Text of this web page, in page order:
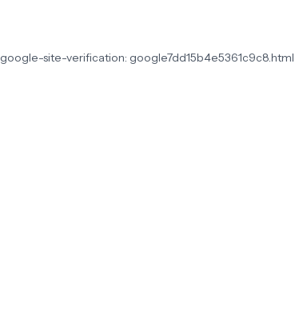
google-site-verification: google7dd15b4e5361c9c8.html